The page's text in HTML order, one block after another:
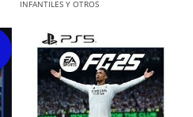
INFANTILES Y OTROS